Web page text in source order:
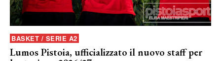
BASKET / SERIE A2
Lumos Pistoia, ufficializzato il nuovo staff per